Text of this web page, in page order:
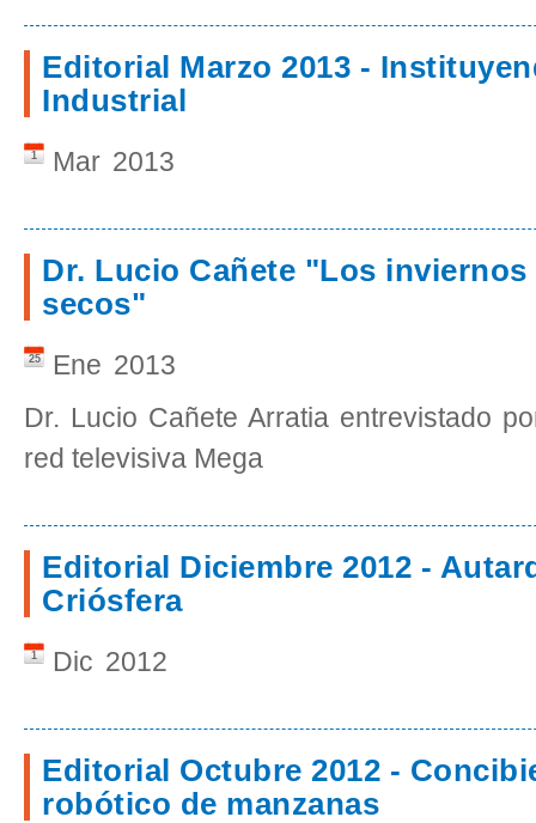
Editorial Marzo 2013 -
Industrial
Mar
1 2013
Dr. Lucio Cañete "Los inviernos
secos"
Ene
25
2013
Dr. Lucio Cañete Arratia entrevistado
red televisiva Mega
Editorial Diciembre 2012 -
Criósfera
Dic
1 2012
Editorial Octubre 2012 -
robótico de manzanas